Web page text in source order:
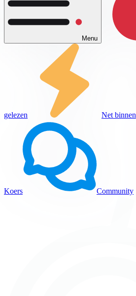
Menu
gelezen Net binnen
Koers Community